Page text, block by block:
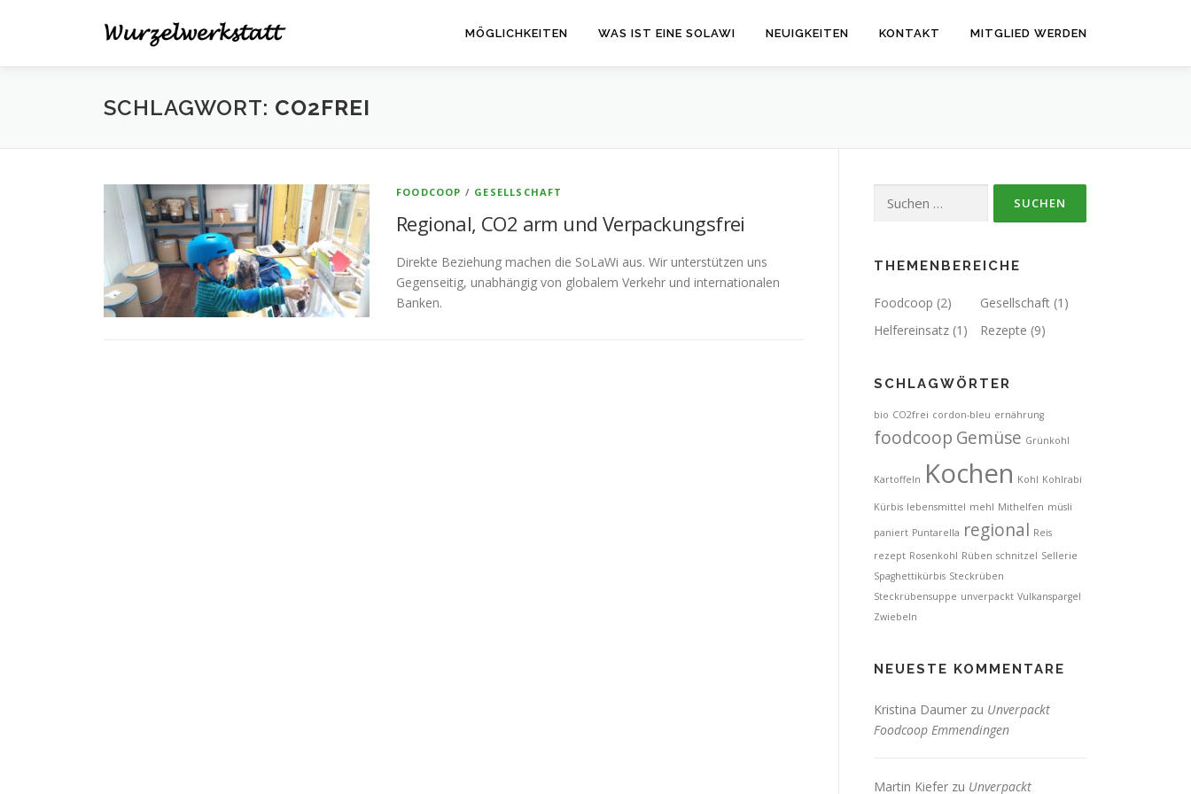
MÖGLICHKEITEN WAS IST EINE SOLAWI NEUIGKEITEN KONTAKT MITGLIED WERDEN
SCHLAGWORT: CO2FREI
FOODCOOP / GESELLSCHAFT
Regional, CO2 arm und Verpackungsfrei
Direkte Beziehung machen die SoLaWi aus. Wir unterstützen uns
Gegenseitig, unabhängig von globalem Verkehr und internationalen
Banken.
nach:
THEMENBEREICHE
Foodcoop (2) Gesellschaft (1)
Helfereinsatz (1) Rezepte (9)
SCHLAGWÖRTER
bio CO2frei cordon-bleu ernährung
foodcoop Gemüse Grünkohl
Kartoffeln Kochen Kohl Kohlrabi
Kürbis lebensmittel mehl Mithelfen müsli
paniert Puntarella regional Reis
rezept Rosenkohl Rüben schnitzel Sellerie
Spaghettikürbis Steckrüben
Steckrübensuppe unverpackt Vulkanspargel
Zwiebeln
NEUESTE KOMMENTARE
Kristina Daumer zu Unverpackt
Foodcoop Emmendingen
Martin Kiefer zu Unverpackt